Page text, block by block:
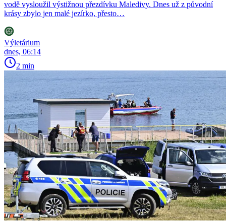
vodě vysloužil výstižnou přezdívku Maledivy. Dnes už z původní
krásy zbylo jen malé jezírko, přesto…
Výletárium
dnes, 06:14
2 min